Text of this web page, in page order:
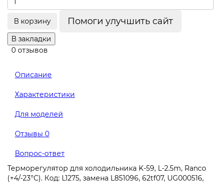
В корзину Помоги улучшить сайт
В закладки
0 отзывов
Описание
Характеристики
Для моделей
Отзывы 0
Вопрос-ответ
Терморегулятор для холодильника K-59, L-2.5m, Ranco
(+4/-23°C). Код: L1275, замена L851096, 62tf07, UG000516,